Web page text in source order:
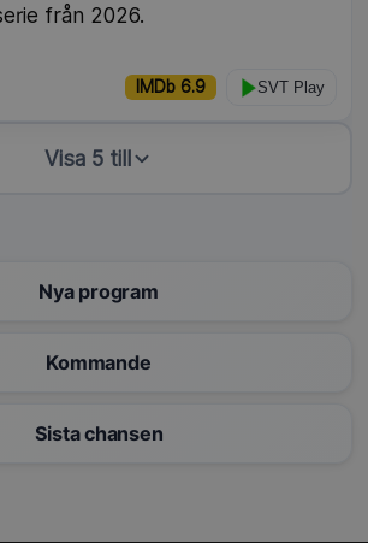
från 2026.
IMDb 6.9 SVT Play
Visa 5 till
Nya program
Kommande
Sista chansen